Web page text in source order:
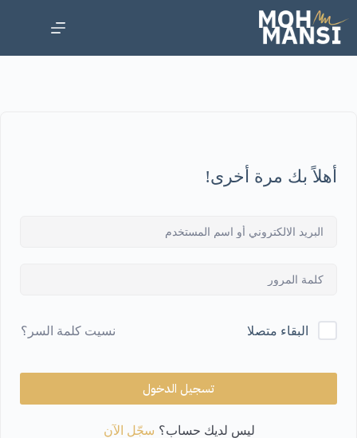
أهلاً بك مرة أخرى!
البقاء متصلا نسيت كلمة السر؟
تسجيل الدخول
ليس لديك حساب؟ سجّل الآن